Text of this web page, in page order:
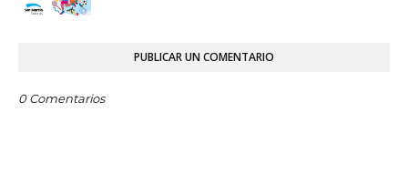
PUBLICAR UN COMENTARIO
0 Comentarios